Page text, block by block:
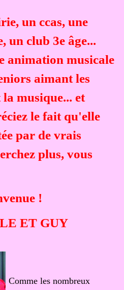
un ccas, une
un club 3e âge...
animation musicale
aimant les
la musique... et
le fait qu'elle
par de vrais
plus, vous
!
ET GUY
Comme les nombreux